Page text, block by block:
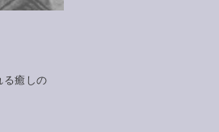
る癒しの